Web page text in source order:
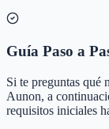
Guía Paso a
Si te preguntas qué
Aunon, a
requisitos iniciales